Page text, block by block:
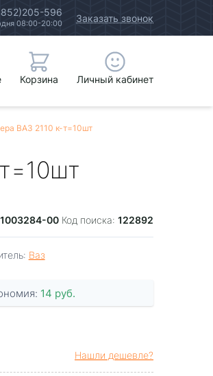
596
08:00-20:00 Заказать звонок
Корзина Личный кабинет
ВАЗ 2110 к-т=10шт
00 Код поиска: 122892
Ваз
14 руб.
Нашли дешевле?